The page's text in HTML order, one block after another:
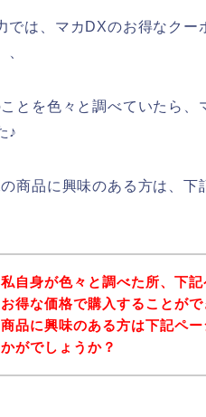
では、マカDXのお得なク
、
とを色々と調べていたら
♪
商品に興味のある方は、
私自身が色々と調べた所、下
お得な価格で購入することが
商品に興味のある方は下記ペ
かがでしょうか？